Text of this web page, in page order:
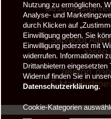
Salvador
12559
Telefon:
E-Mail:
Nutzung zu ermöglichen.
Analyse- und
durch Klicken auf
Einwilligung geben. Sie
Einwilligung jederzeit mit
widerrufen. Informationen
Drittanbietern eingesetzten
Widerruf finden Sie in
Datenschutzerklärung.
Cookie-Kategorien